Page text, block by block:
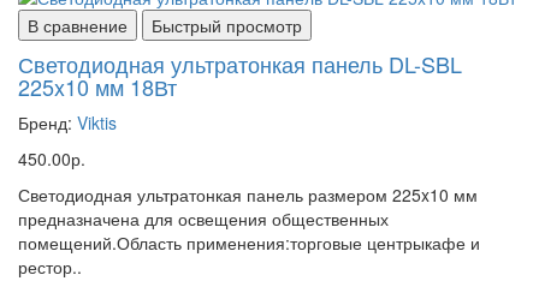
В сравнение Быстрый просмотр
Светодиодная ультратонкая панель DL-SBL
225x10 мм 18Вт
Бренд: Viktis
450.00р.
Светодиодная ультратонкая панель размером 225x10 мм
предназначена для освещения общественных
помещений.Область применения:торговые центрыкафе и
рестор..